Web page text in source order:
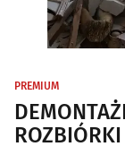
PREMIUM